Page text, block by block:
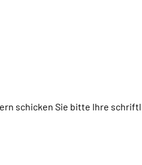
schicken Sie bitte Ihre